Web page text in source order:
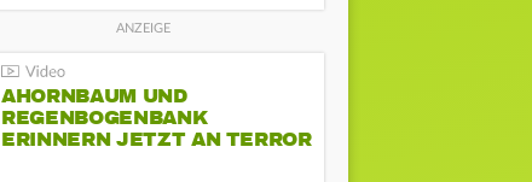
AHORNBAUM UND
REGENBOGENBANK
ERINNERN JETZT AN TERROR